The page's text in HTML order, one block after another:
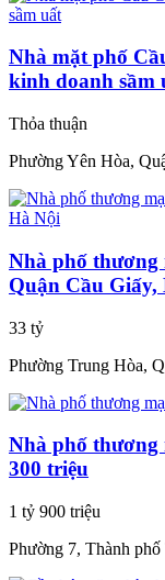
Nhà mặt phố
kinh doanh sầm
Thỏa thuận
Phường Yên Hòa,
Nhà phố thương
Quận Cầu Giấy,
33 tỷ
Phường Trung Hòa,
Nhà phố thương
300 triệu
1 tỷ 900 triệu
Phường 7, Thành